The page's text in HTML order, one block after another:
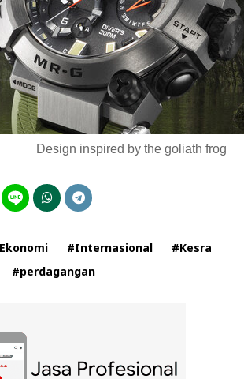
Design inspired by the goliath frog
#Internasional
#Kesra
#perdagangan